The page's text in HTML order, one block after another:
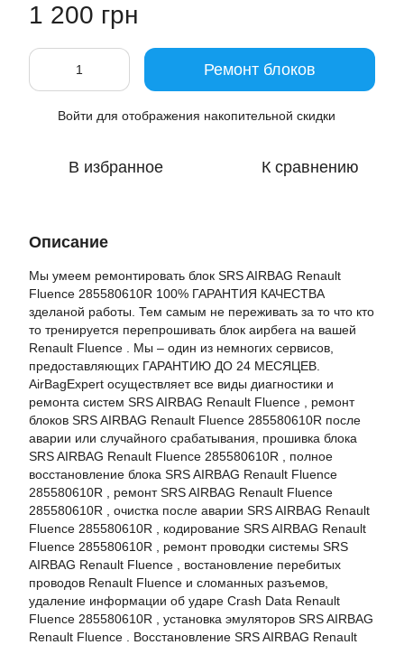
1 200 грн
Ремонт блоков
Войти для отображения накопительной скидки
В избранное К сравнению
Описание
Мы умеем ремонтировать блок SRS AIRBAG Renault
Fluence 285580610R 100% ГАРАНТИЯ КАЧЕСТВА
зделаной работы. Тем самым не переживать за то что кто
то тренируется перепрошивать блок аирбега на вашей
Renault Fluence . Мы – один из немногих сервисов,
предоставляющих ГАРАНТИЮ ДО 24 МЕСЯЦЕВ.
AirBagExpert осуществляет все виды диагностики и
ремонта систем SRS AIRBAG Renault Fluence , ремонт
блоков SRS AIRBAG Renault Fluence 285580610R после
аварии или случайного срабатывания, прошивка блока
SRS AIRBAG Renault Fluence 285580610R , полное
восстановление блока SRS AIRBAG Renault Fluence
285580610R , ремонт SRS AIRBAG Renault Fluence
285580610R , очистка после аварии SRS AIRBAG Renault
Fluence 285580610R , кодирование SRS AIRBAG Renault
Fluence 285580610R , ремонт проводки системы SRS
AIRBAG Renault Fluence , востановление перебитых
проводов Renault Fluence и сломанных разъемов,
удаление информации об ударе Crash Data Renault
Fluence 285580610R , установка эмуляторов SRS AIRBAG
Renault Fluence . Восстановление SRS AIRBAG Renault